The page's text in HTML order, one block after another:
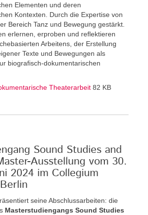
Elementen und deren
Kontexten. Durch die Expertise von
Bereich Tanz und Bewegung gestärkt.
erlernen, erproben und reflektieren
Arbeitens, der Erstellung
Texte und Bewegungen als
biografisch-dokumentarischen
Theaterarbeit 82 KB
Sound Studies and
Ausstellung vom 30.
2024 im Collegium
seine Abschlussarbeiten: die
Masterstudiengangs Sound Studies